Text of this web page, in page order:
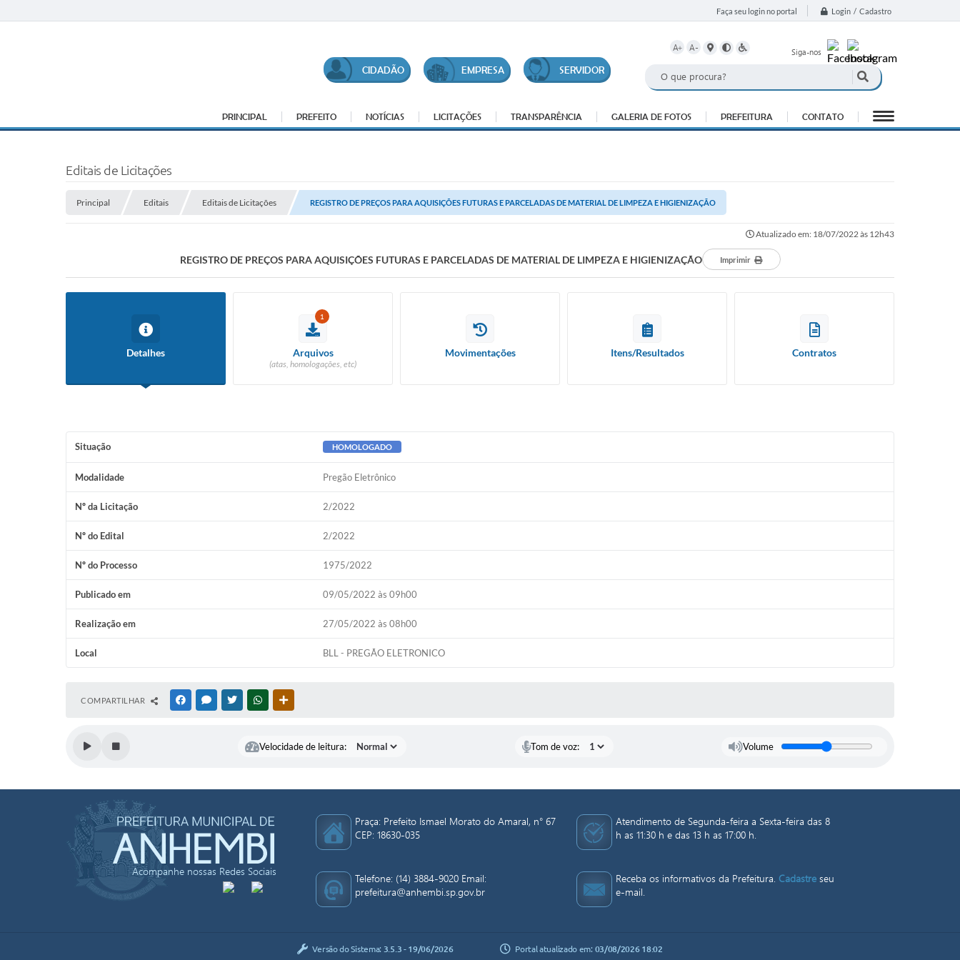
Faça seu login no portal Login / Cadastro
CIDADÃO EMPRESA SERVIDOR
A+ A- Siga-nos
PRINCIPAL PREFEITO NOTÍCIAS LICITAÇÕES TRANSPARÊNCIA GALERIA DE FOTOS PREFEITURA CONTATO
Editais de Licitações
Principal Editais Editais de Licitações REGISTRO DE PREÇOS PARA AQUISIÇÕES FUTURAS E PARCELADAS DE MATERIAL DE LIMPEZA E HIGIENIZAÇÃO
Atualizado em: 18/07/2022 às 12h43
REGISTRO DE PREÇOS PARA AQUISIÇÕES FUTURAS E PARCELADAS DE MATERIAL DE LIMPEZA E HIGIENIZAÇÃO Imprimir
Detalhes
1
Arquivos
(atas, homologações, etc)
Movimentações Itens/Resultados Contratos
Situação HOMOLOGADO
Modalidade Pregão Eletrônico
Nº da Licitação 2/2022
Nº do Edital 2/2022
Nº do Processo 1975/2022
Publicado em 09/05/2022 às 09h00
Realização em 27/05/2022 às 08h00
Local BLL - PREGÃO ELETRONICO
COMPARTILHAR FACEBOOKMESSENGER
TWITTERWHATSAPP
Velocidade de leitura: Tom de voz: Volume
Acompanhe nossas Redes Sociais
Praça: Prefeito Ismael Morato do Amaral, n° 67
CEP: 18630-035
Atendimento de Segunda-feira a Sexta-feira das 8
h as 11:30 h e das 13 h as 17:00 h.
Telefone: (14) 3884-9020 Email:
prefeitura@anhembi.sp.gov.br
Receba os informativos da Prefeitura. Cadastreseu
e-mail.
Versão do Sistema: 3.5.3 - 19/06/2026 Portal atualizado em: 03/08/2026 18:02